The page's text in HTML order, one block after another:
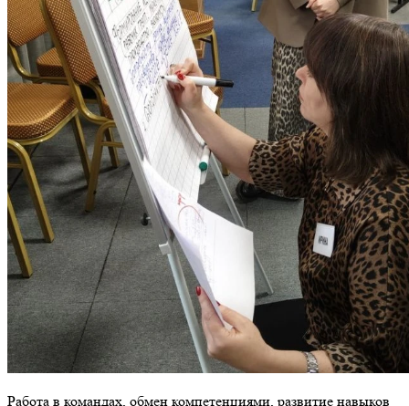
Работа в командах, обмен компетенциями, развитие навыков